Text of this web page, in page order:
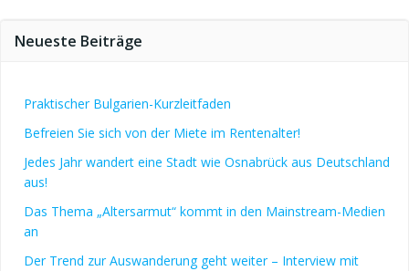
Neueste Beiträge
Praktischer Bulgarien-Kurzleitfaden
Befreien Sie sich von der Miete im Rentenalter!
Jedes Jahr wandert eine Stadt wie Osnabrück aus Deutschland
aus!
Das Thema „Altersarmut“ kommt in den Mainstream-Medien
an
Der Trend zur Auswanderung geht weiter – Interview mit